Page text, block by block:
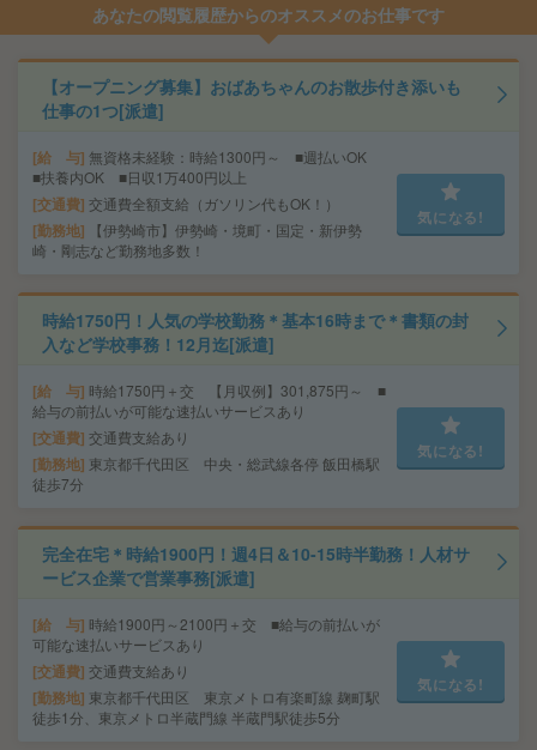
あなたの閲覧履歴からのオススメのお仕事です
【オープニング募集】おばあちゃんのお散歩付き添いも
仕事の1つ[派遣]
給 与 無資格未経験：時給1300円～ ■週払いOK
■扶養内OK ■日収1万400円以上
交通費 交通費全額支給（ガソリン代もOK！）
勤務地
【伊勢崎市】伊勢崎・境町・国定・新伊勢
崎・剛志など勤務地多数！
気になる!
時給1750円！人気の学校勤務＊基本16時まで＊書類の封
入など学校事務！12月迄[派遣]
給 与 時給1750円＋交 【月収例】301,875円～ ■
給与の前払いが可能な速払いサービスあり
交通費 交通費支給あり
勤務地 東京都千代田区 中央・総武線各停 飯田橋駅
徒歩7分
気になる!
完全在宅＊時給1900円！週4日＆10-15時半勤務！人材サ
ービス企業で営業事務[派遣]
給 与 時給1900円～2100円＋交 ■給与の前払いが
可能な速払いサービスあり
交通費 交通費支給あり
勤務地 東京都千代田区 東京メトロ有楽町線 麹町駅
徒歩1分、東京メトロ半蔵門線 半蔵門駅徒歩5分
気になる!